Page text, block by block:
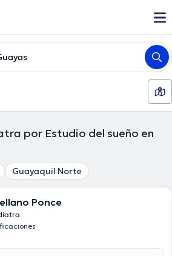
por Estudio del sueño en
Guayaquil Norte
Ponce